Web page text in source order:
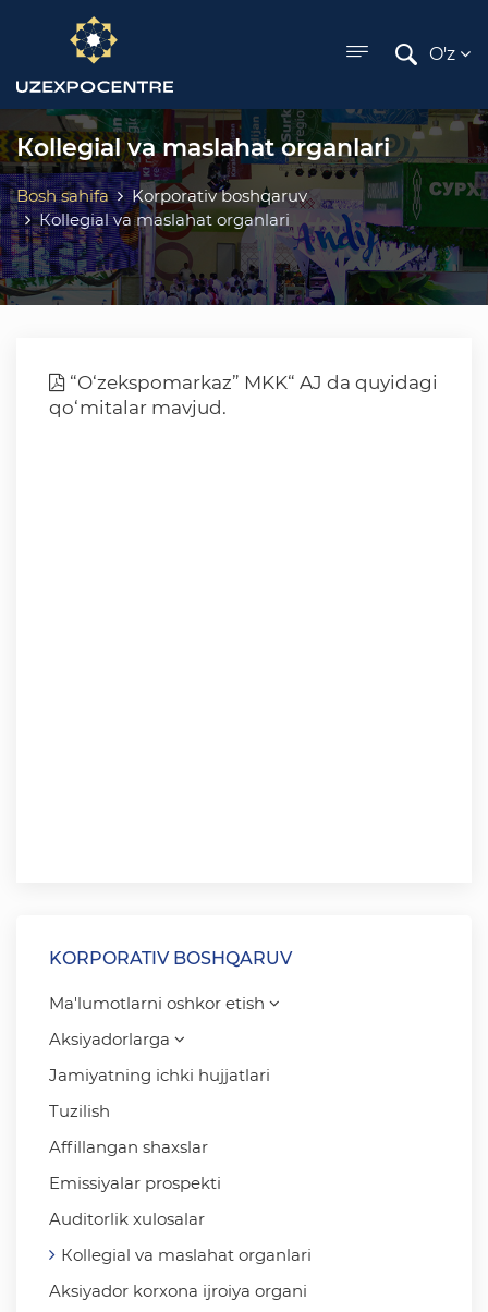
menu
O'z
Кollegial va maslahat organlari
Bosh sahifa
Korporativ boshqaruv
Кollegial va maslahat organlari
“O‘zekspomarkaz” MKK“ AJ da quyidagi
qo‘mitalar mavjud.
KORPORATIV BOSHQARUV
Ma'lumotlarni oshkor etish
Aksiyadorlarga
Jamiyatning ichki hujjatlari
Tuzilish
Affillangan shaxslar
Emissiyalar prospekti
Auditorlik xulosalar
Кollegial va maslahat organlari
Aksiyador korxona ijroiya organi